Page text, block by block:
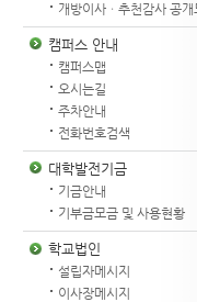
개방이사ㆍ추천감사 공개
캠퍼스 안내
캠퍼스맵
오시는길
주차안내
전화번호검색
대학발전기금
기금안내
기부금모금 및 사용현황
학교법인
설립자메시지
이사장메시지